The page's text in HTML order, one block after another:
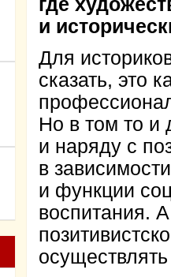
где
и
Для
сказать, это
Но в том то и
и наряду с
в
и функции
воспитания.